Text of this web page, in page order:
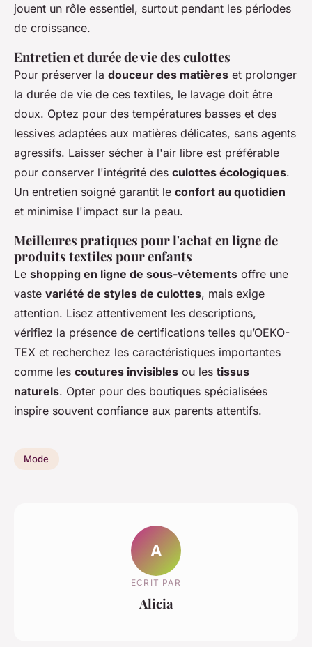
jouent un rôle essentiel, surtout pendant les périodes
de croissance.
Entretien et durée de vie des culottes
Pour préserver la douceur des matières et prolonger
la durée de vie de ces textiles, le lavage doit être
doux. Optez pour des températures basses et des
lessives adaptées aux matières délicates, sans agents
agressifs. Laisser sécher à l'air libre est préférable
pour conserver l'intégrité des culottes écologiques.
Un entretien soigné garantit le confort au quotidien
et minimise l'impact sur la peau.
Meilleures pratiques pour l'achat en ligne de
produits textiles pour enfants
Le shopping en ligne de sous-vêtements offre une
vaste variété de styles de culottes, mais exige
attention. Lisez attentivement les descriptions,
vérifiez la présence de certifications telles qu’OEKO-
TEX et recherchez les caractéristiques importantes
comme les coutures invisibles ou les tissus
naturels. Opter pour des boutiques spécialisées
inspire souvent confiance aux parents attentifs.
Mode
A
ECRIT PAR
Alicia